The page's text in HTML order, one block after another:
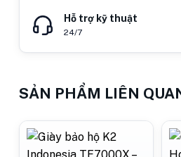
Hỗ trợ kỹ thuật
24/7
SẢN PHẨM LIÊN